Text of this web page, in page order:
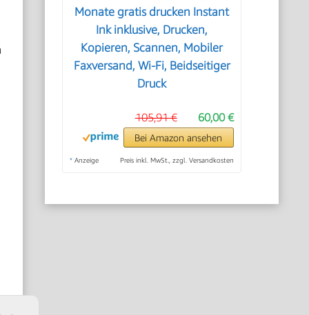
Monate gratis drucken Instant
Ink inklusive, Drucken,
Kopieren, Scannen, Mobiler
Faxversand, Wi-Fi, Beidseitiger
Druck
60,00 €
105,91 €
Bei Amazon ansehen
* Anzeige Preis inkl. MwSt., zzgl. Versandkosten